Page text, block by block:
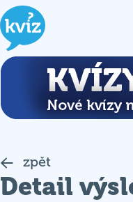
zpět
Detail